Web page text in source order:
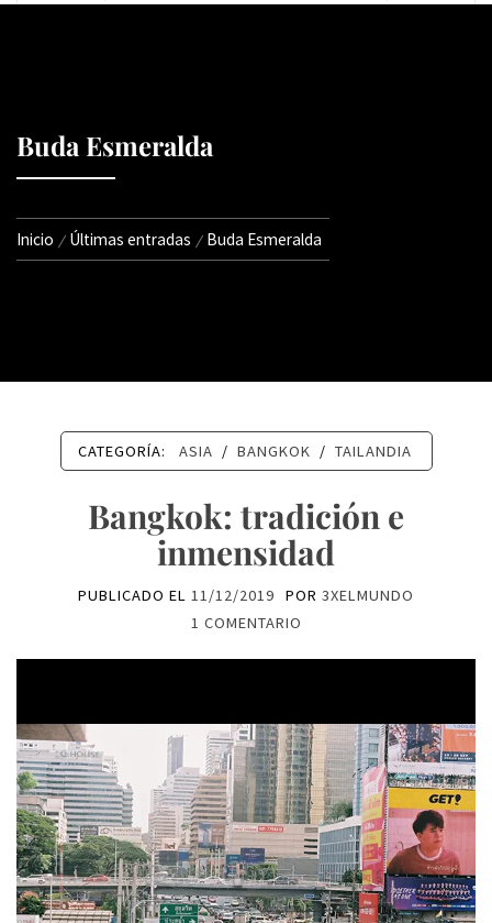
Buda Esmeralda
Inicio Últimas entradas Buda Esmeralda
CATEGORÍA: ASIA / BANGKOK / TAILANDIA
Bangkok: tradición e
inmensidad
PUBLICADO EL 11/12/2019 POR 3XELMUNDO
1 COMENTARIO